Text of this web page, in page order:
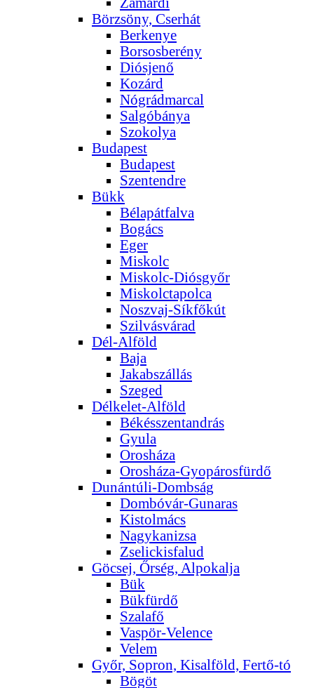
Börzsöny, Cserhát
Berkenye
Borsosberény
Diósjenő
Kozárd
Nógrádmarcal
Salgóbánya
Szokolya
Budapest
Budapest
Szentendre
Bükk
Bélapátfalva
Bogács
Eger
Miskolc
Miskolc-Diósgyőr
Miskolctapolca
Noszvaj-Síkfőkút
Szilvásvárad
Dél-Alföld
Baja
Jakabszállás
Szeged
Délkelet-Alföld
Békésszentandrás
Gyula
Orosháza
Orosháza-Gyopárosfürdő
Dunántúli-Dombság
Dombóvár-Gunaras
Kistolmács
Nagykanizsa
Zselickisfalud
Göcsej, Őrség, Alpokalja
Bük
Bükfürdő
Szalafő
Vaspör-Velence
Velem
Győr, Sopron, Kisalföld, Fertő-tó
Bögöt